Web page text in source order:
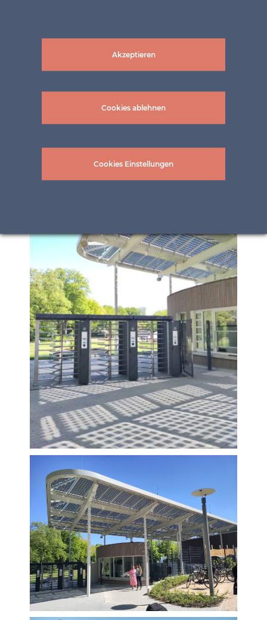
Akzeptieren
Cookies ablehnen
Cookies Einstellungen